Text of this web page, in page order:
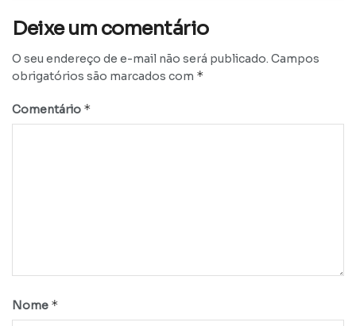
Deixe um comentário
O seu endereço de e-mail não será publicado. Campos
obrigatórios são marcados com *
Comentário *
Nome *